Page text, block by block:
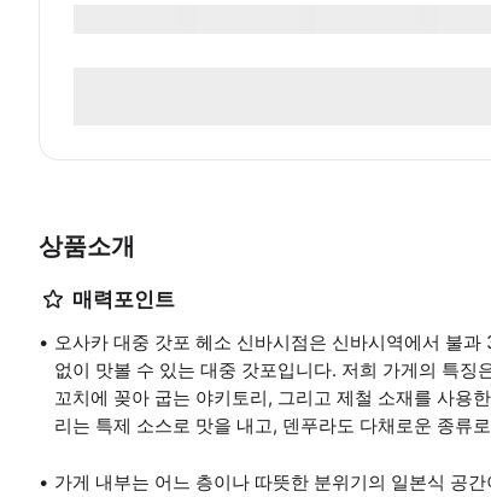
상품소개
매력포인트
오사카 대중 갓포 헤소 신바시점은 신바시역에서 불
없이 맛볼 수 있는 대중 갓포입니다. 저희 가게의 특
꼬치에 꽂아 굽는 야키토리, 그리고 제철 소재를 사용
리는 특제 소스로 맛을 내고, 덴푸라도 다채로운 종류
가게 내부는 어느 층이나 따뜻한 분위기의 일본식 공